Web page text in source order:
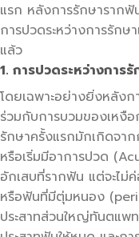
แรก หลังการรักษาราก
การปวดระหว่างการรักษ
แล้ว
1. การปวดระหว่างการรั
โดยเฉพาะอย่างยิ่งหลัง
ร่วมกับการบวมของเหงื
รักษาครั้งแรกมักเกิดจา
หรือเริ่มมีอาการปวด
อักเสบที่รากฟัน แต่จะไ
หรือฟันที่มีตุ่มหนอง
ประสาทส่วนใหญ่ทันตแพท